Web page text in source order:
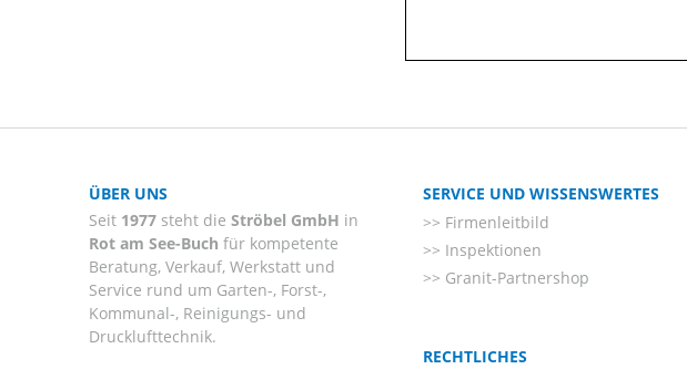
ÜBER UNS
Seit 1977 steht die Ströbel GmbH in
Rot am See-Buch für kompetente
Beratung, Verkauf, Werkstatt und
Service rund um Garten-, Forst-,
Kommunal-, Reinigungs- und
Drucklufttechnik.
SERVICE UND WISSENSWERTES
Firmenleitbild
Inspektionen
Granit-Partnershop
RECHTLICHES